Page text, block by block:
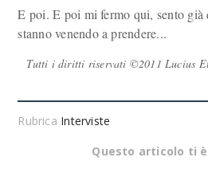
E poi. E poi mi fermo qui, sento già
stanno venendo a prendere...
Tutti i diritti riservati ©2011 Lucius
Rubrica Interviste
Questo articolo ti